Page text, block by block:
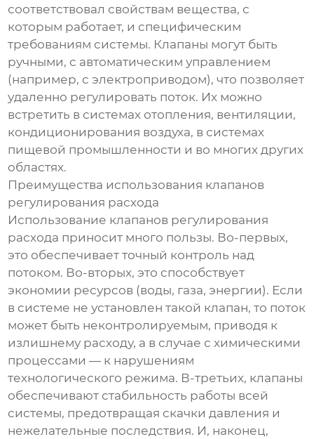
соответствовал свойствам вещества, с
которым работает, и специфическим
требованиям системы. Клапаны могут быть
ручными, с автоматическим управлением
(например, с электроприводом), что позволяет
удаленно регулировать поток. Их можно
встретить в системах отопления, вентиляции,
кондиционирования воздуха, в системах
пищевой промышленности и во многих других
областях.
Преимущества использования клапанов
регулирования расхода
Использование клапанов регулирования
расхода приносит много пользы. Во-первых,
это обеспечивает точный контроль над
потоком. Во-вторых, это способствует
экономии ресурсов (воды, газа, энергии). Если
в системе не установлен такой клапан, то поток
может быть неконтролируемым, приводя к
излишнему расходу, а в случае с химическими
процессами — к нарушениям
технологического режима. В-третьих, клапаны
обеспечивают стабильность работы всей
системы, предотвращая скачки давления и
нежелательные последствия. И, наконец,